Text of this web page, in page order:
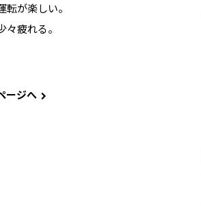
が楽しい。
疲れる。
ージへ